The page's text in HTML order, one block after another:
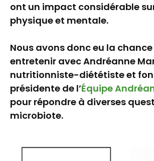
ont un impact considérable
physique et mentale.
Nous avons donc eu la
entretenir avec Andréanne
nutritionniste-diététiste et
présidente de l’Équipe
pour répondre à diverses
microbiote.